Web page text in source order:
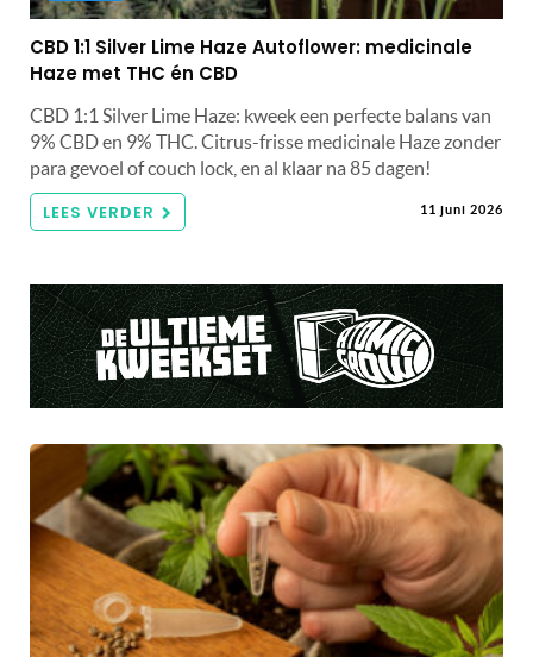
CBD 1:1 Silver Lime Haze Autoflower: medicinale
Haze met THC én CBD
CBD 1:1 Silver Lime Haze: kweek een perfecte balans van
9% CBD en 9% THC. Citrus-frisse medicinale Haze zonder
para gevoel of couch lock, en al klaar na 85 dagen!
LEES VERDER 11 juni 2026